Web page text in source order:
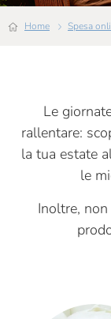
Home Spesa
Le
rallentare:
la tua estate
le
Inoltre,